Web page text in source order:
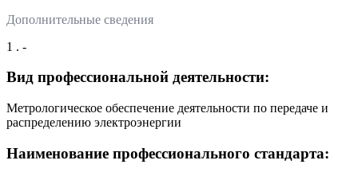
Дополнительные сведения
1 . -
Вид профессиональной деятельности:
Метрологическое обеспечение деятельности по передаче и
распределению электроэнергии
Наименование профессионального стандарта: